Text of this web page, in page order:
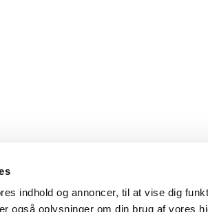
indhold og annoncer, til at vise dig
også oplysninger om din brug af vores